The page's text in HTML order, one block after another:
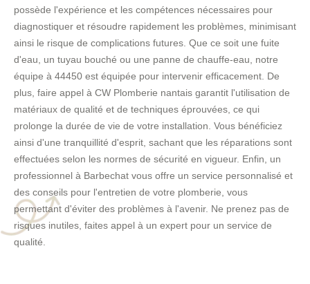
possède l'expérience et les compétences nécessaires pour
diagnostiquer et résoudre rapidement les problèmes, minimisant
ainsi le risque de complications futures. Que ce soit une fuite
d'eau, un tuyau bouché ou une panne de chauffe-eau, notre
équipe à 44450 est équipée pour intervenir efficacement. De
plus, faire appel à CW Plomberie nantais garantit l'utilisation de
matériaux de qualité et de techniques éprouvées, ce qui
prolonge la durée de vie de votre installation. Vous bénéficiez
ainsi d'une tranquillité d'esprit, sachant que les réparations sont
effectuées selon les normes de sécurité en vigueur. Enfin, un
professionnel à Barbechat vous offre un service personnalisé et
des conseils pour l'entretien de votre plomberie, vous
permettant d'éviter des problèmes à l'avenir. Ne prenez pas de
risques inutiles, faites appel à un expert pour un service de
qualité.